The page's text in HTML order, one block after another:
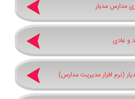
مدارس مدیار
و عادی
(نرم افزار مدیریت مدارس)